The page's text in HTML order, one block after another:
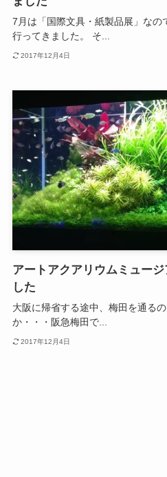
7月は「国際文具・紙製品展」なの
行ってきました。 そ...
2017年12月4日
アートアクアリウムミュー
した
大阪に帰省する途中、梅田を通る
か・・・阪急梅田で...
2017年12月4日